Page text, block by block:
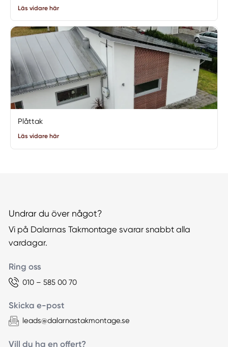
Läs vidare här
Plåttak
Läs vidare här
Undrar du över något?
Vi på Dalarnas Takmontage svarar snabbt alla
vardagar.
Ring oss
010 – 585 00 70
Skicka e-post
leads@dalarnastakmontage.se
Vill du ha en offert?